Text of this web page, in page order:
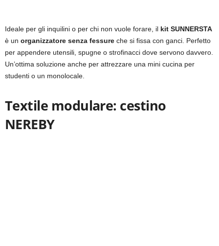
Ideale per gli inquilini o per chi non vuole forare, il kit SUNNERSTA
è un organizzatore senza fessure che si fissa con ganci. Perfetto
per appendere utensili, spugne o strofinacci dove servono davvero.
Un’ottima soluzione anche per attrezzare una mini cucina per
studenti o un monolocale.
Textile modulare: cestino
NEREBY